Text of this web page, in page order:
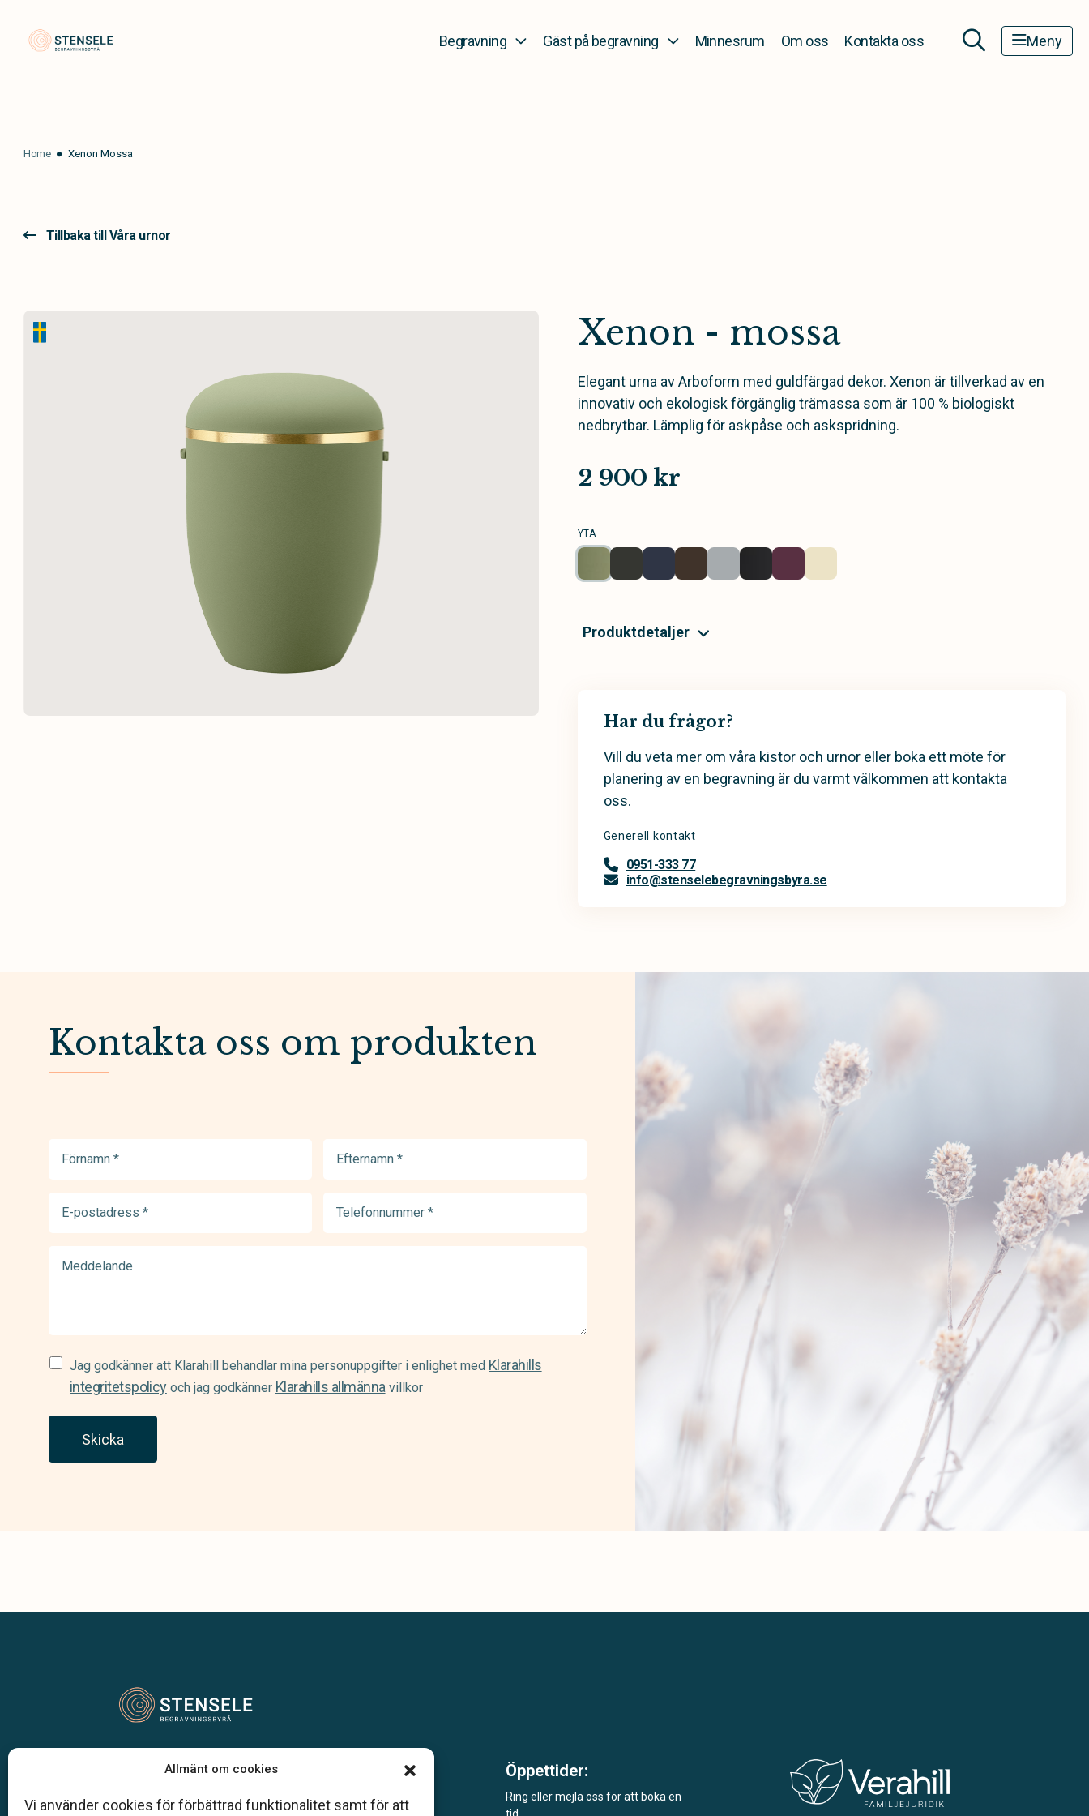
Allmänt om cookies
Vi använder cookies för förbättrad funktionalitet samt för att
Begravning Gäst på begravning Minnesrum Om oss Kontakta oss Meny
Home Xenon Mossa
Tillbaka till Våra urnor
Xenon - mossa
Elegant urna av Arboform med guldfärgad dekor. Xenon är tillverkad av en
innovativ och ekologisk förgänglig trämassa som är 100 % biologiskt
nedbrytbar. Lämplig för askpåse och askspridning.
2 900 kr
YTA
Produktdetaljer
Har du frågor?
Vill du veta mer om våra kistor och urnor eller boka ett möte för
planering av en begravning är du varmt välkommen att kontakta
oss.
Generell kontakt
0951-333 77
info@stenselebegravningsbyra.se
Kontakta oss om produkten
postadress
Samtycke
(Required)
Jag godkänner att Klarahill behandlar mina personuppgifter i enlighet med Klarahills
integritetspolicyoch jag godkänner Klarahills allmännavillkor
Skicka
Vår begravningsbyrå är en del av Klarahill.
auktoriserade inom Sveriges begravningsbyråers
Öppettider:
Ring eller mejla oss för att boka en
tid.